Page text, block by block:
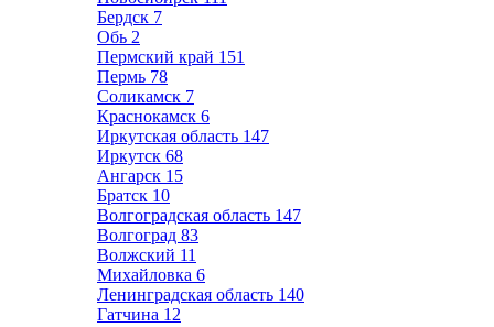
Бердск 7
Обь 2
Пермский край 151
Пермь 78
Соликамск 7
Краснокамск 6
Иркутская область 147
Иркутск 68
Ангарск 15
Братск 10
Волгоградская область 147
Волгоград 83
Волжский 11
Михайловка 6
Ленинградская область 140
Гатчина 12